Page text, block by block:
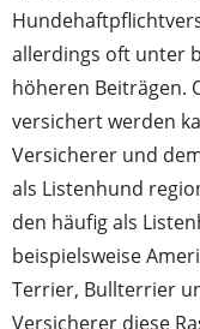
allerdings oft unter
höheren Beiträgen.
versichert werden
Versicherer und
als Listenhund
den häufig als
beispielsweise
Terrier, Bullterrier
Versicherer diese